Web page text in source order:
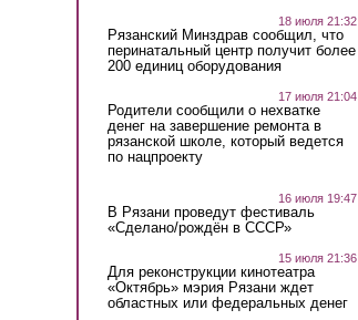
18 июля 21:32
Рязанский Минздрав сообщил, что
перинатальный центр получит более
200 единиц оборудования
17 июля 21:04
Родители сообщили о нехватке
денег на завершение ремонта в
рязанской школе, который ведется
по нацпроекту
16 июля 19:47
В Рязани проведут фестиваль
«Сделано/рождён в СССР»
15 июля 21:36
Для реконструкции кинотеатра
«Октябрь» мэрия Рязани ждет
областных или федеральных денег